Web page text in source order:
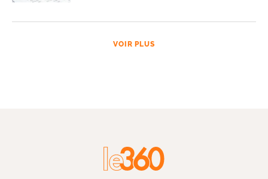
VOIR PLUS